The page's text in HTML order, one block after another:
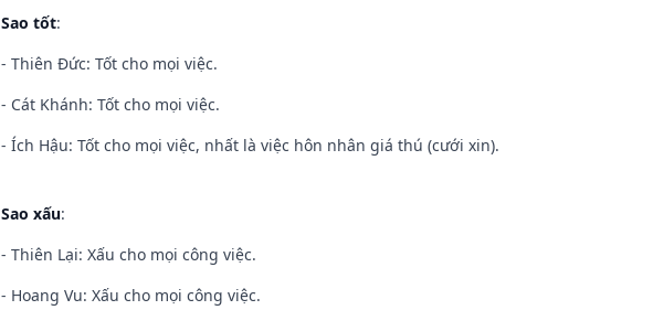
Sao tốt:
- Thiên Đức: Tốt cho mọi việc.
- Cát Khánh: Tốt cho mọi việc.
- Ích Hậu: Tốt cho mọi việc, nhất là việc hôn nhân giá thú (cưới xin).
Sao xấu:
- Thiên Lại: Xấu cho mọi công việc.
- Hoang Vu: Xấu cho mọi công việc.